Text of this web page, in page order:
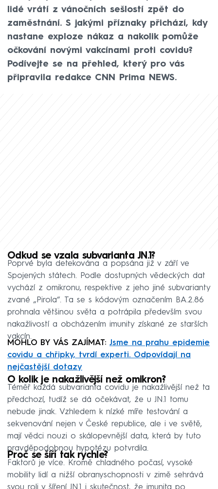
lidé vrátí z vánočních sešlostí zpět do
zaměstnání. S jakými příznaky přichází, kdy
nastane exploze nákaz a nakolik pomůže
očkování novými vakcínami proti covidu?
Podívejte se na přehled, který pro vás
připravila redakce CNN Prima NEWS.
Odkud se vzala subvarianta JN.1?
Poprvé byla detekována a popsána již v září ve
Spojených státech. Podle dostupných vědeckých dat
vychází z omikronu, respektive z jeho jiné subvarianty
zvané „Pirola“. Ta se s kódovým označením BA.2.86
prohnala většinou světa a potrápila především svou
nakažlivostí a obcházením imunity získané ze starších
vakcín.
MOHLO BY VÁS ZAJÍMAT: Jsme na prahu epidemie
covidu a chřipky, tvrdí experti. Odpovídají na
nejčastější dotazy
O kolik je nakažlivější než omikron?
Téměř každá subvarianta covidu je nakažlivější než ta
předchozí, tudíž se dá očekávat, že u JN.1 tomu
nebude jinak. Vzhledem k nízké míře testování a
sekvenování nejen v České republice, ale i ve světě,
mají vědci nouzi o skálopevnější data, která by tuto
pravděpodobnou hypotézu potvrdila.
Proč se šíří tak rychle?
Faktorů je více. Kromě chladného počasí, vysoké
mobility lidí a nižší obranyschopnosti v zimě sehrává
svou roli v šíření JN.1 i skutečnost, že imunita po